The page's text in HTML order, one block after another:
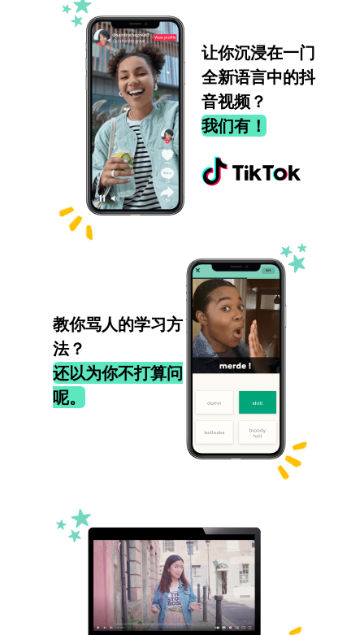
让你沉浸在一门
全新语言中的抖
音视频？
我们有！
教你骂人的学习方
法？
还以为你不打算问
呢。